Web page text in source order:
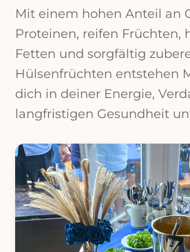
Mit einem hohen Anteil an
Proteinen, reifen Früchten,
Fetten und sorgfältig
Hülsenfrüchten entstehen
dich in deiner Energie,
langfristigen Gesundheit